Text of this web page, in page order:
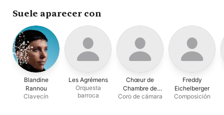
HEM de Genève
Suele aparecer con
Blandine
Rannou
Clavecín
Les Agrémens
Orquesta
barroca
Chœur de
Chambre de
Namur
Coro de cámara
Freddy
Eichelberger
Composición